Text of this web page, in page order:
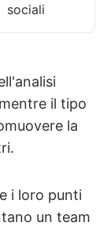
sociali
il tipo
la
i loro punti
un team